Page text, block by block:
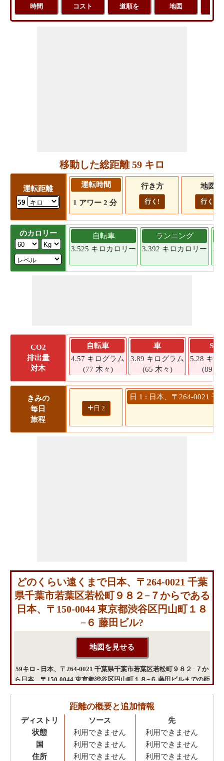
時間
コスト
道順を
地図
移動した総距離 59 キロ
運転距離
59
運転時間
1 アワー 2 分
行き方
行く!
地図
行く!
のカロリー
自転車
3.525 キロカロリー
ランニング
3.392 キロカロリー
CO2
排出量
対木
自転車
4.57 キログラム
(77 木々)
車
3.89 キログラム
(65 木々)
SUV
5.28 キロ
(89 木
きみの
毎日
旅程
+ 日 2
日 1 : 日本、〒264-0021
どのくらい遠くまで日本、〒264-0021 千葉
県千葉市若葉区若松町９８２−７からである
日本、〒150-0044 東京都渋谷区円山町１８
−６ 藤田ビル?
59キロ - 日本、〒264-0021 千葉県千葉市若葉区若松町９８２−７か
ら日本、〒150-0044 東京都渋谷区円山町１８−６ 藤田ビルまでの距
距離の概要と追加情報
ディストリ
状態
国
住所
ソース
利用できません
利用できません
利用できません
先
利用できません
利用できません
利用できません